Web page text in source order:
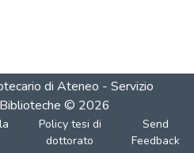
di Ateneo - Servizio
© 2026
Policy tesi di
dottorato
Send
Feedback